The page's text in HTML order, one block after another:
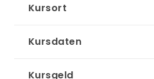
Kursort
Kursdaten
Kursgeld